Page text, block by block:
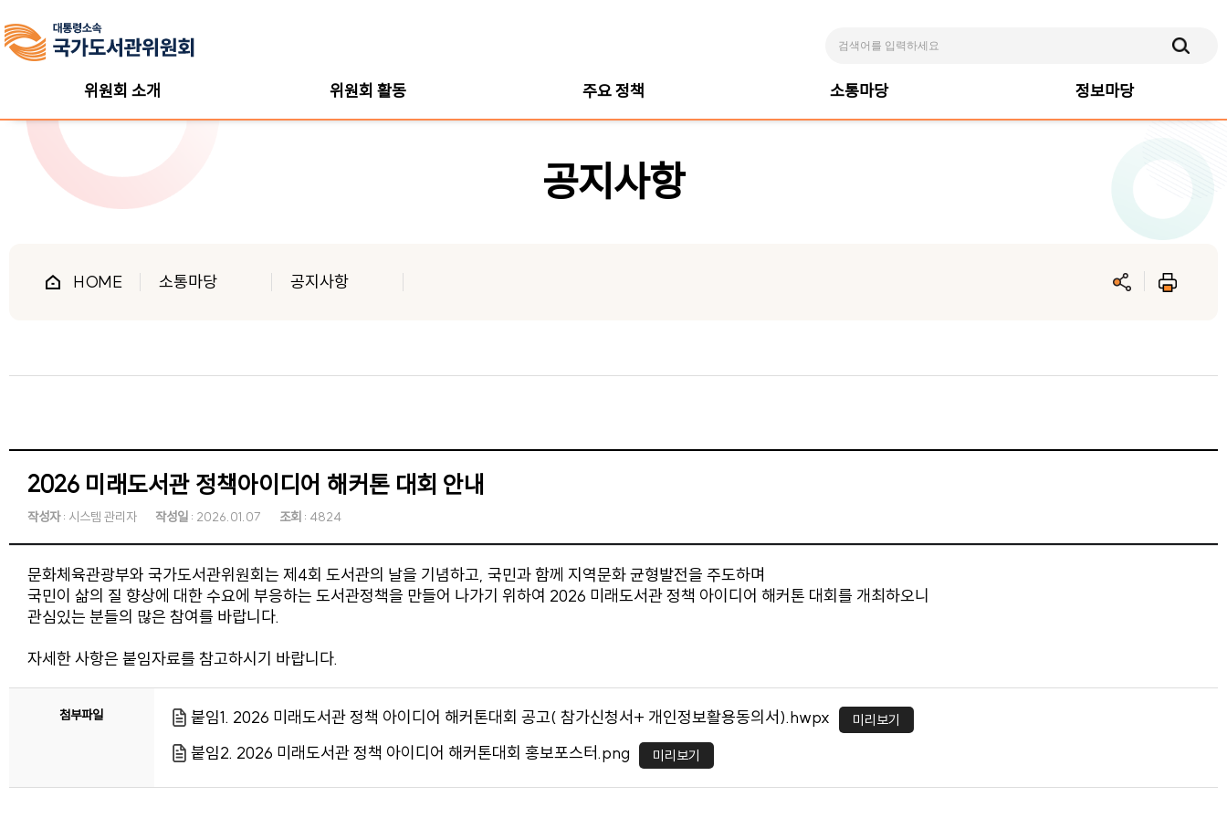
위원회 소개 위원회 활동 주요 정책 소통마당 정보마당
공지사항
HOME 소통마당 공지사항
2026 미래도서관 정책아이디어 해커톤 대회 안내
작성자: 시스템 관리자 작성일 : 2026.01.07 조회 : 4824
문화체육관광부와 국가도서관위원회는 제4회 도서관의 날을 기념하고, 국민과 함께 지역문화 균형발전을 주도하며
국민이 삶의 질 향상에 대한 수요에 부응하는 도서관정책을 만들어 나가기 위하여 2026 미래도서관 정책 아이디어 해커톤 대회를 개최하오니
관심있는 분들의 많은 참여를 바랍니다.
자세한 사항은 붙임자료를 참고하시기 바랍니다.
첨부파일 붙임1. 2026 미래도서관 정책 아이디어 해커톤대회 공고( 참가신청서+ 개인정보활용동의서).hwpx 미리보기
붙임2. 2026 미래도서관 정책 아이디어 해커톤대회 홍보포스터.png 미리보기